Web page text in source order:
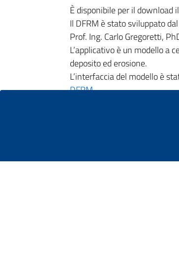
È disponibile per il download
Il DFRM è stato sviluppato
Prof. Ing. Carlo Gregoretti,
L’applicativo è un modello a
deposito ed erosione.
L’interfaccia del modello è
DFRM
Si precisa che il software